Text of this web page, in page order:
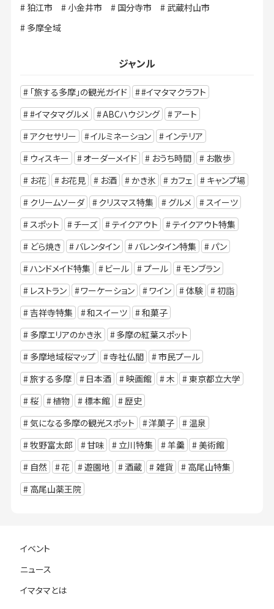
狛江市
小金井市 国分寺市
武蔵村山市
多摩全域
ジャンル
「旅する多摩」の観光ガイド
#イマタマクラフト
#イマタマグルメ
ABCハウジング
アート
アクセサリー
イルミネーション
インテリア
ウィスキー
オーダーメイド おうち時間
お散歩
お花
お花見 お酒 かき氷 カフェ
キャンプ場
クリームソーダ
クリスマス特集 グルメ
スイーツ
スポット
チーズ テイクアウト
テイクアウト特集
どら焼き
バレンタイン バレンタイン特集
パン
ハンドメイド特集
ビール プール
モンブラン
レストラン
ワーケーション ワイン 体験
初詣
吉祥寺特集
和スイーツ
和菓子
多摩エリアのかき氷
多摩の紅葉スポット
多摩地域桜マップ
寺社仏閣
市民プール
旅する多摩
日本酒 映画館 木
東京都立大学
桜
植物 標本館
歴史
気になる多摩の観光スポット
洋菓子
温泉
牧野富太郎
甘味 立川特集 羊羹
美術館
自然
花 遊園地 酒蔵 雑貨
高尾山特集
高尾山薬王院
イベント
ニュース
イマタマとは